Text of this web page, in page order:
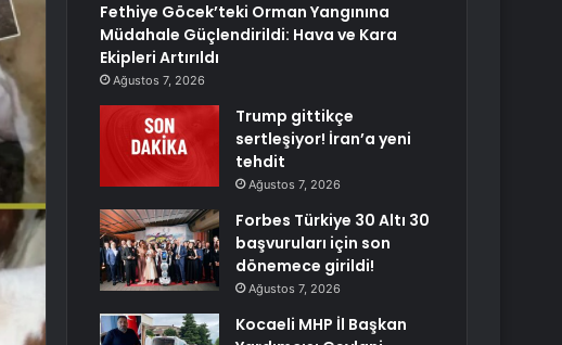
Fethiye Göcek’teki Orman Yangınına
Müdahale Güçlendirildi: Hava ve Kara
Ekipleri Artırıldı
Ağustos 7, 2026
Trump gittikçe
sertleşiyor! İran’a yeni
tehdit
Ağustos 7, 2026
Forbes Türkiye 30 Altı 30
başvuruları için son
dönemece girildi!
Ağustos 7, 2026
Kocaeli MHP İl Başkan